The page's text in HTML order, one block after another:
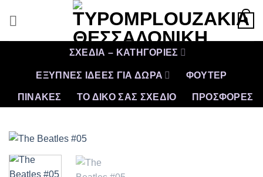
0
ΣΧΕΔΙΑ – ΚΑΤΗΓΟΡΙΕΣ
ΕΞΥΠΝΕΣ ΙΔΕΕΣ ΓΙΑ ΔΩΡΑ ΦΟΥΤΕΡ
ΠΙΝΑΚΕΣ ΤΟ ΔΙΚΟ ΣΑΣ ΣΧΕΔΙΟ ΠΡΟΣΦΟΡΈΣ